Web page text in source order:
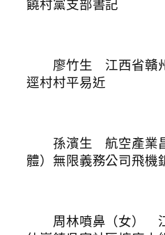
饒村黨支部書記
廖竹生 江西省贛州
逕村村平易近
孫濱生 航空產業昌
體）無限義務公司飛機
周林噴鼻（女） 江